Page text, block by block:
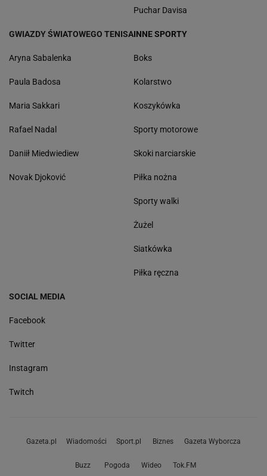
Puchar Davisa
GWIAZDY ŚWIATOWEGO TENISA
Aryna Sabalenka
Paula Badosa
Maria Sakkari
Rafael Nadal
Daniił Miedwiediew
Novak Djoković
INNE SPORTY
Boks
Kolarstwo
Koszykówka
Sporty motorowe
Skoki narciarskie
Piłka nożna
Sporty walki
Żużel
Siatkówka
Piłka ręczna
SOCIAL MEDIA
Facebook
Twitter
Instagram
Twitch
Gazeta.pl Wiadomości Sport.pl Biznes Gazeta Wyborcza
Buzz Pogoda Wideo Tok.FM